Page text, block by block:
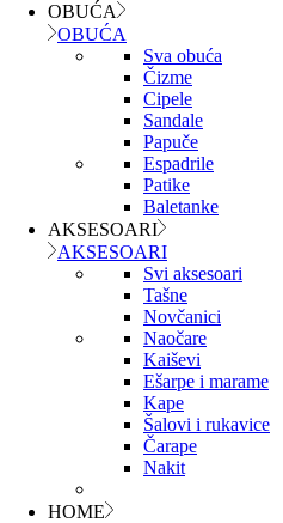
OBUĆA
OBUĆA
Sva obuća
Čizme
Cipele
Sandale
Papuče
Espadrile
Patike
Baletanke
AKSESOARI
AKSESOARI
Svi aksesoari
Tašne
Novčanici
Naočare
Kaiševi
Ešarpe i marame
Kape
Šalovi i rukavice
Čarape
Nakit
HOME